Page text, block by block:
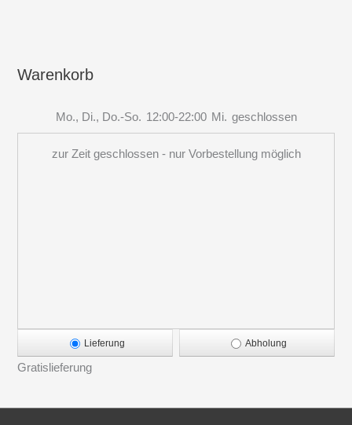
Warenkorb
Mo., Di., Do.-So. 12:00-22:00 Mi. geschlossen
zur Zeit geschlossen - nur Vorbestellung möglich
Lieferung Abholung
Gratislieferung